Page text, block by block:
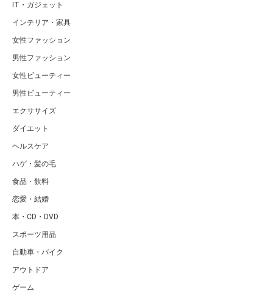
IT・ガジェット
インテリア・家具
女性ファッション
男性ファッション
女性ビューティー
男性ビューティー
エクササイズ
ダイエット
ヘルスケア
ハゲ・髪の毛
食品・飲料
恋愛・結婚
本・CD・DVD
スポーツ用品
自動車・バイク
アウトドア
ゲーム